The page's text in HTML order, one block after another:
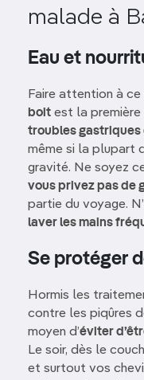
malade à
Eau et
Faire attention à ce
boit est la première
troubles
même si la plupart
gravité. Ne soyez
vous privez pas de
partie du voyage.
laver les mains
Se protéger
Hormis les
contre les piqûres
moyen d’éviter
Le soir, dès le
et surtout vos